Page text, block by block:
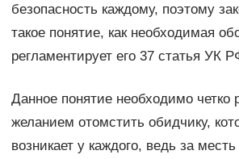
безопасность каждому, поэтому
такое понятие, как необходимая
регламентирует его 37 статья УК
Данное понятие необходимо четко
желанием отомстить обидчику,
возникает у каждого, ведь за